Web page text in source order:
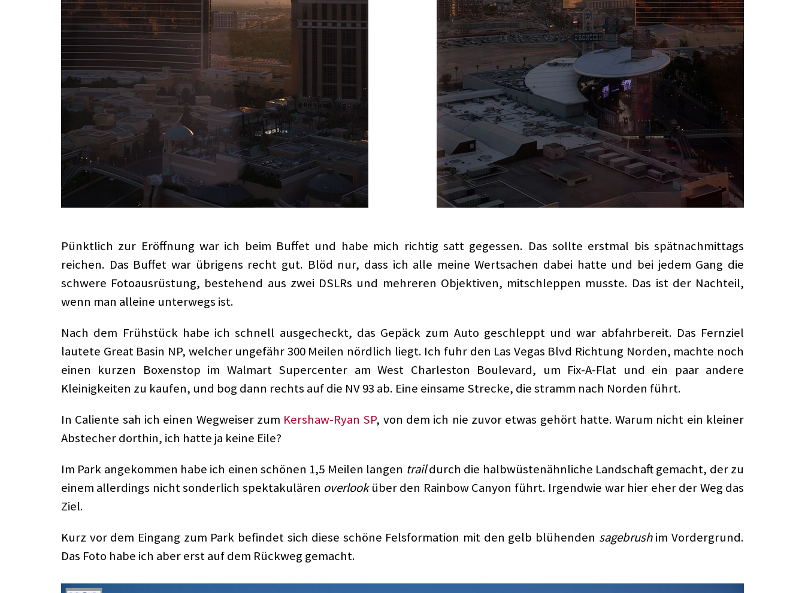
Pünktlich zur Eröffnung war ich beim Buffet und habe mich richtig satt gegessen. Das sollte erstmal bis spätnachmittags
reichen. Das Buffet war übrigens recht gut. Blöd nur, dass ich alle meine Wertsachen dabei hatte und bei jedem Gang die
schwere Fotoausrüstung, bestehend aus zwei DSLRs und mehreren Objektiven, mitschleppen musste. Das ist der Nachteil,
wenn man alleine unterwegs ist.
Nach dem Frühstück habe ich schnell ausgecheckt, das Gepäck zum Auto geschleppt und war abfahrbereit. Das Fernziel
lautete Great Basin NP, welcher ungefähr 300 Meilen nördlich liegt. Ich fuhr den Las Vegas Blvd Richtung Norden, machte noch
einen kurzen Boxenstop im Walmart Supercenter am West Charleston Boulevard, um Fix-A-Flat und ein paar andere
Kleinigkeiten zu kaufen, und bog dann rechts auf die NV 93 ab. Eine einsame Strecke, die stramm nach Norden führt.
In Caliente sah ich einen Wegweiser zum Kershaw-Ryan SP, von dem ich nie zuvor etwas gehört hatte. Warum nicht ein kleiner
Abstecher dorthin, ich hatte ja keine Eile?
Im Park angekommen habe ich einen schönen 1,5 Meilen langen traildurch die halbwüstenähnliche Landschaft gemacht, der zu
einem allerdings nicht sonderlich spektakulären overlooküber den Rainbow Canyon führt. Irgendwie war hier eher der Weg das
Ziel.
Kurz vor dem Eingang zum Park befindet sich diese schöne Felsformation mit den gelb blühenden sagebrushim Vordergrund.
Das Foto habe ich aber erst auf dem Rückweg gemacht.